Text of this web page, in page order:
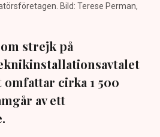
Bild: Terese Perman,
strejk på
omfattar cirka 1 500
av ett